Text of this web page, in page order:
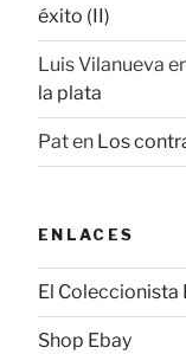
éxito (II)
Luis Vilanueva
la plata
Paten Los
ENLACES
El Coleccionista
Shop Ebay